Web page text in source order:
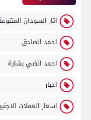
اثار السودان
احمد الصادق
احمد الضي بشارة
اخبار
اسعار العملات